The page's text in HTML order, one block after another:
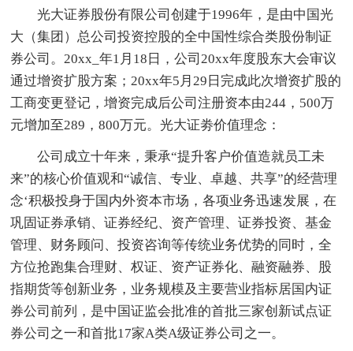
光大证券股份有限公司创建于1996年，是由中国光
大（集团）总公司投资控股的全中国性综合类股份制证
券公司。20xx_年1月18日，公司20xx年度股东大会审议
通过增资扩股方案；20xx年5月29日完成此次增资扩股的
工商变更登记，增资完成后公司注册资本由244，500万
元增加至289，800万元。光大证劵价值理念：
公司成立十年来，秉承“提升客户价值造就员工未
来”的核心价值观和“诚信、专业、卓越、共享”的经营理
念‘积极投身于国内外资本市场，各项业务迅速发展，在
巩固证券承销、证券经纪、资产管理、证券投资、基金
管理、财务顾问、投资咨询等传统业务优势的同时，全
方位抢跑集合理财、权证、资产证券化、融资融券、股
指期货等创新业务，业务规模及主要营业指标居国内证
券公司前列，是中国证监会批准的首批三家创新试点证
券公司之一和首批17家A类A级证券公司之一。